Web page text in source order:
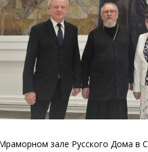
зале Русского Дома в